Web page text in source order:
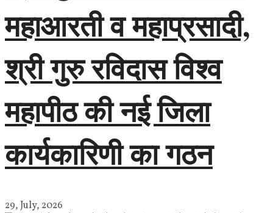
महाआरती व महाप्रसादी,
श्री गुरु रविदास विश्व
महापीठ की नई जिला
कार्यकारिणी का गठन
29, July, 2026